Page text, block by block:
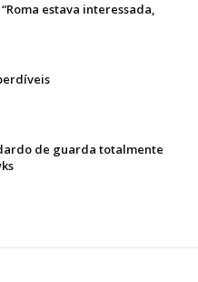
estava interessada,
de guarda totalmente